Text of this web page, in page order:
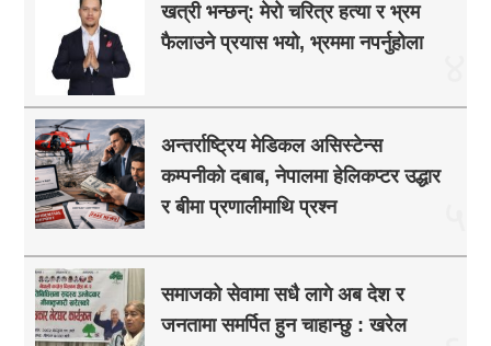
खत्री भन्छन्: मेरो चरित्र हत्या र भ्रम
फैलाउने प्रयास भयो, भ्रममा नपर्नुहोला
अन्तर्राष्ट्रिय मेडिकल असिस्टेन्स
कम्पनीको दबाब, नेपालमा हेलिकप्टर उद्धार
र बीमा प्रणालीमाथि प्रश्न
समाजको सेवामा सधै लागे अब देश र
जनतामा समर्पित हुन चाहान्छु : खरेल